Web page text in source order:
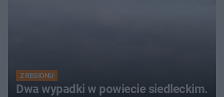
Z REGIONU
Dwa wypadki w powiecie siedleckim.